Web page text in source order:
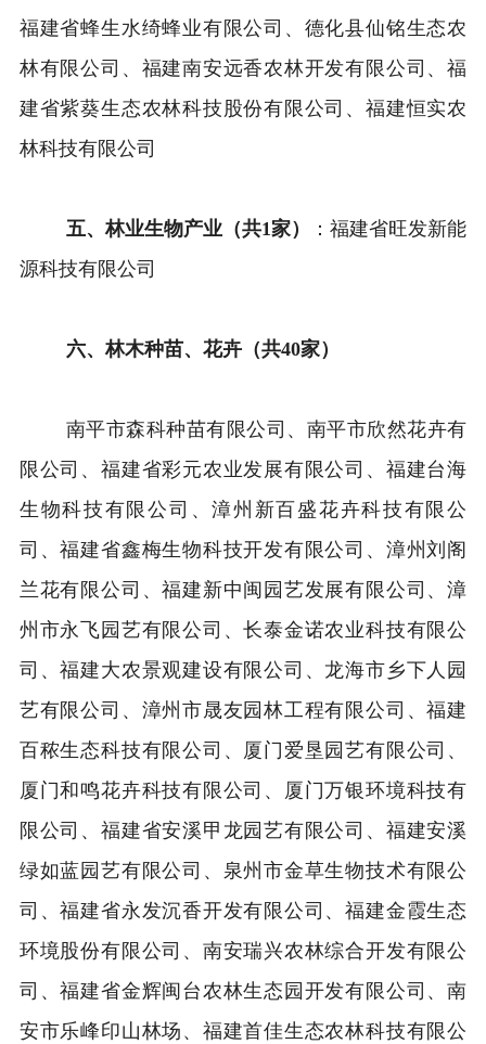
福建省蜂生水绮蜂业有限公司、德化县仙铭生态农
林有限公司、福建南安远香农林开发有限公司、福
建省紫葵生态农林科技股份有限公司、福建恒实农
林科技有限公司
五、林业生物产业（共1家）
：福建省旺发新能
源科技有限公司
六、林木种苗、花卉（共40家）
南平市森科种苗有限公司、南平市欣然花卉有
限公司、福建省彩元农业发展有限公司、福建台海
生物科技有限公司、漳州新百盛花卉科技有限公
司、福建省鑫梅生物科技开发有限公司、漳州刘阁
兰花有限公司、福建新中闽园艺发展有限公司、漳
州市永飞园艺有限公司、长泰金诺农业科技有限公
司、福建大农景观建设有限公司、龙海市乡下人园
艺有限公司、漳州市晟友园林工程有限公司、福建
百秾生态科技有限公司、厦门爱垦园艺有限公司、
厦门和鸣花卉科技有限公司、厦门万银环境科技有
限公司、福建省安溪甲龙园艺有限公司、福建安溪
绿如蓝园艺有限公司、泉州市金草生物技术有限公
司、福建省永发沉香开发有限公司、福建金霞生态
环境股份有限公司、南安瑞兴农林综合开发有限公
司、福建省金辉闽台农林生态园开发有限公司、南
安市乐峰印山林场、福建首佳生态农林科技有限公